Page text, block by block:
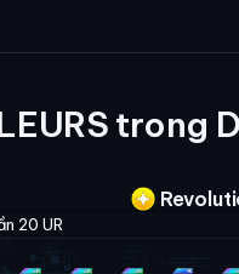
trong
20 UR